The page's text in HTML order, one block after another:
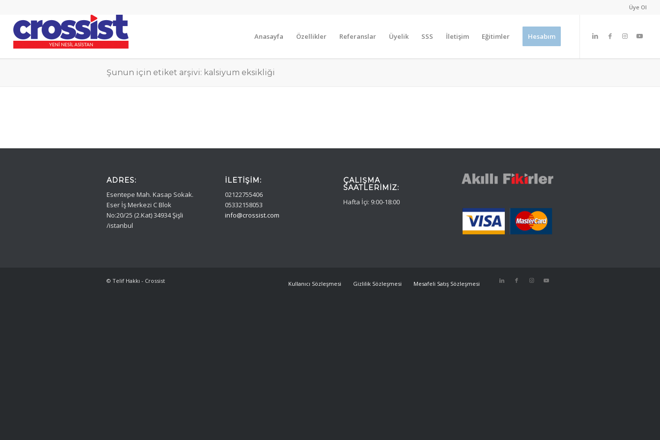
Üye Ol
Anasayfa Özellikler Referanslar Üyelik SSS İletişim Eğitimler Hesabım
Şunun için etiket arşivi: kalsiyum eksikliği
ADRES:
Esentepe Mah. Kasap Sokak.
Eser İş Merkezi C Blok
No:20/25 (2.Kat) 34934 Şişli
/istanbul
İLETIŞIM:
02122755406
05332158053
info@crossist.com
ÇALIŞMA
SAATLERIMIZ:
Hafta İçi: 9:00-18:00
© Telif Hakkı - Crossist Kullanıcı Sözleşmesi Gizlilik Sözleşmesi Mesafeli Satış Sözleşmesi